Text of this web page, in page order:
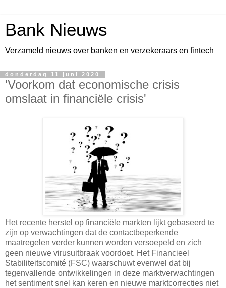
Bank Nieuws
Verzameld nieuws over banken en verzekeraars en fintech
donderdag 11 juni 2020
'Voorkom dat economische crisis
omslaat in financiële crisis'
Het recente herstel op financiële markten lijkt gebaseerd te
zijn op verwachtingen dat de contactbeperkende
maatregelen verder kunnen worden versoepeld en zich
geen nieuwe virusuitbraak voordoet. Het Financieel
Stabiliteitscomité (FSC) waarschuwt evenwel dat bij
tegenvallende ontwikkelingen in deze marktverwachtingen
het sentiment snel kan keren en nieuwe marktcorrecties niet